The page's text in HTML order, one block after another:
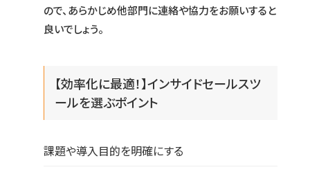
ので、あらかじめ他部門に連絡や協力をお願いすると
良いでしょう。
【効率化に最適！】インサイドセールスツ
ールを選ぶポイント
課題や導入目的を明確にする